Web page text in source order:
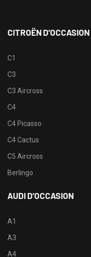
CITROËN D’OCCASION
C1
C3
C3 Aircross
C4
C4 Picasso
C4 Cactus
C5 Aircross
Berlingo
AUDI D’OCCASION
A1
A3
A4